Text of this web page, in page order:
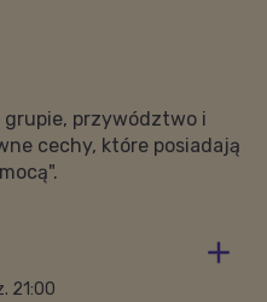
grupie, przywództwo i
cechy, które posiadają

21:00